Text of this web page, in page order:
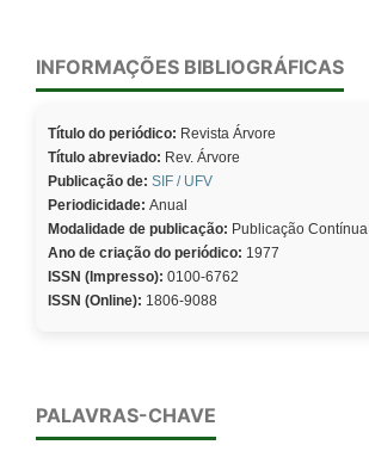
INFORMAÇÕES BIBLIOGRÁFICAS
Título do periódico: Revista Árvore
Título abreviado: Rev. Árvore
Publicação de: SIF / UFV
Periodicidade: Anual
Modalidade de publicação: Publicação Contínua
Ano de criação do periódico: 1977
ISSN (Impresso): 0100-6762
ISSN (Online): 1806-9088
PALAVRAS-CHAVE